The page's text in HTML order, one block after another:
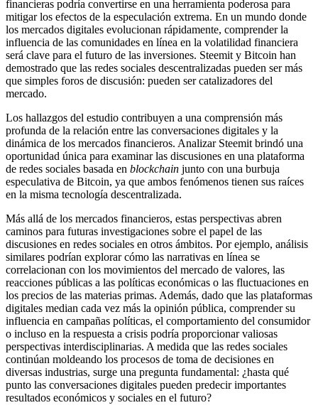
financieras podría convertirse en una herramienta poderosa para
mitigar los efectos de la especulación extrema. En un mundo donde
los mercados digitales evolucionan rápidamente, comprender la
influencia de las comunidades en línea en la volatilidad financiera
será clave para el futuro de las inversiones. Steemit y Bitcoin han
demostrado que las redes sociales descentralizadas pueden ser más
que simples foros de discusión: pueden ser catalizadores del
mercado.
Los hallazgos del estudio contribuyen a una comprensión más
profunda de la relación entre las conversaciones digitales y la
dinámica de los mercados financieros. Analizar Steemit brindó una
oportunidad única para examinar las discusiones en una plataforma
de redes sociales basada en blockchain junto con una burbuja
especulativa de Bitcoin, ya que ambos fenómenos tienen sus raíces
en la misma tecnología descentralizada.
Más allá de los mercados financieros, estas perspectivas abren
caminos para futuras investigaciones sobre el papel de las
discusiones en redes sociales en otros ámbitos. Por ejemplo, análisis
similares podrían explorar cómo las narrativas en línea se
correlacionan con los movimientos del mercado de valores, las
reacciones públicas a las políticas económicas o las fluctuaciones en
los precios de las materias primas. Además, dado que las plataformas
digitales median cada vez más la opinión pública, comprender su
influencia en campañas políticas, el comportamiento del consumidor
o incluso en la respuesta a crisis podría proporcionar valiosas
perspectivas interdisciplinarias. A medida que las redes sociales
continúan moldeando los procesos de toma de decisiones en
diversas industrias, surge una pregunta fundamental: ¿hasta qué
punto las conversaciones digitales pueden predecir importantes
resultados económicos y sociales en el futuro?